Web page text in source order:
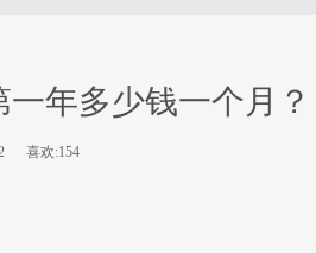
年多少钱一个月？
喜欢:154